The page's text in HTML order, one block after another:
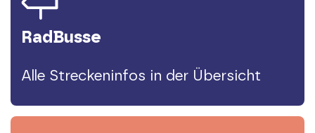
RadBusse
Alle Streckeninfos in der Übersicht